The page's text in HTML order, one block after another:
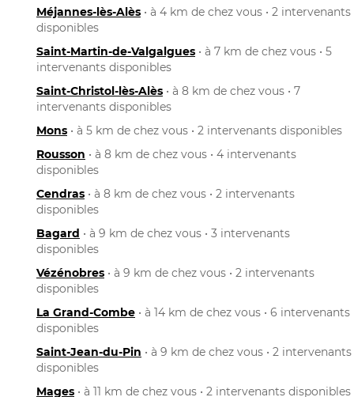
Méjannes-lès-Alès • à 4 km de chez vous • 2 intervenants
disponibles
Saint-Martin-de-Valgalgues • à 7 km de chez vous • 5
intervenants disponibles
Saint-Christol-lès-Alès • à 8 km de chez vous • 7
intervenants disponibles
Mons • à 5 km de chez vous • 2 intervenants disponibles
Rousson • à 8 km de chez vous • 4 intervenants
disponibles
Cendras • à 8 km de chez vous • 2 intervenants
disponibles
Bagard • à 9 km de chez vous • 3 intervenants
disponibles
Vézénobres • à 9 km de chez vous • 2 intervenants
disponibles
La Grand-Combe • à 14 km de chez vous • 6 intervenants
disponibles
Saint-Jean-du-Pin • à 9 km de chez vous • 2 intervenants
disponibles
Mages • à 11 km de chez vous • 2 intervenants disponibles